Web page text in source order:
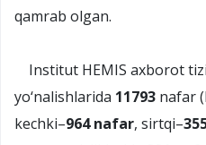
qamrab olgan.
Institut HEMIS axborot
yo‘nalishlarida 11793 nafar
kechki–964 nafar, sirtqi–